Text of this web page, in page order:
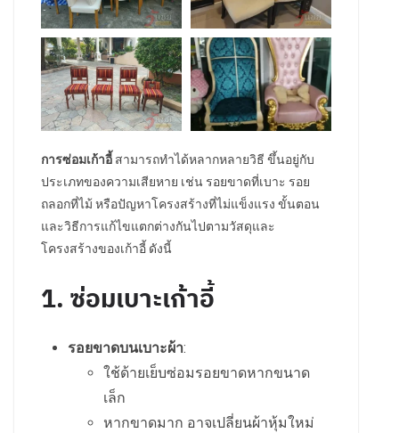
การซ่อมเก้าอี้ สามารถทำได้หลากหลายวิธี ขึ้นอยู่กับ
ประเภทของความเสียหาย เช่น รอยขาดที่เบาะ รอย
ถลอกที่ไม้ หรือปัญหาโครงสร้างที่ไม่แข็งแรง ขั้นตอน
และวิธีการแก้ไขแตกต่างกันไปตามวัสดุและ
โครงสร้างของเก้าอี้ ดังนี้
1. ซ่อมเบาะเก้าอี้
รอยขาดบนเบาะผ้า:
ใช้ด้ายเย็บซ่อมรอยขาดหากขนาด
เล็ก
หากขาดมาก อาจเปลี่ยนผ้าหุ้มใหม่